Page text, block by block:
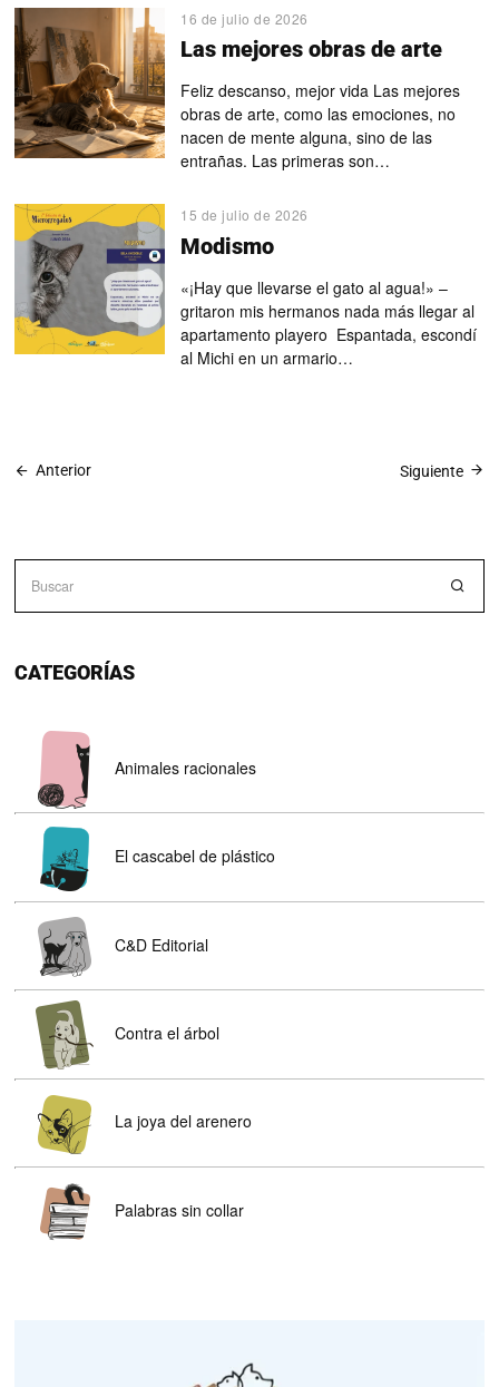
16 de julio de 2026
Las mejores obras de arte
Feliz descanso, mejor vida Las mejores
obras de arte, como las emociones, no
nacen de mente alguna, sino de las
entrañas. Las primeras son…
15 de julio de 2026
Modismo
«¡Hay que llevarse el gato al agua!» –
gritaron mis hermanos nada más llegar al
apartamento playero Espantada, escondí
al Michi en un armario…
Anterior Siguiente
CATEGORÍAS
Animales racionales
El cascabel de plástico
C&D Editorial
Contra el árbol
La joya del arenero
Palabras sin collar